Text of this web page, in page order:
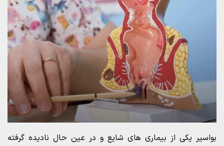
بواسیر یکی از بیماری های شایع و در عین حال نادیده گرفته